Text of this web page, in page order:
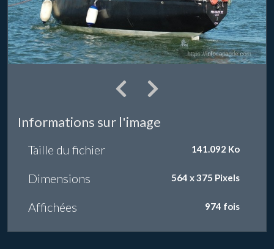
Informations sur l'image
Taille du fichier 141.092 Ko
Dimensions 564 x 375 Pixels
Affichées 974 fois